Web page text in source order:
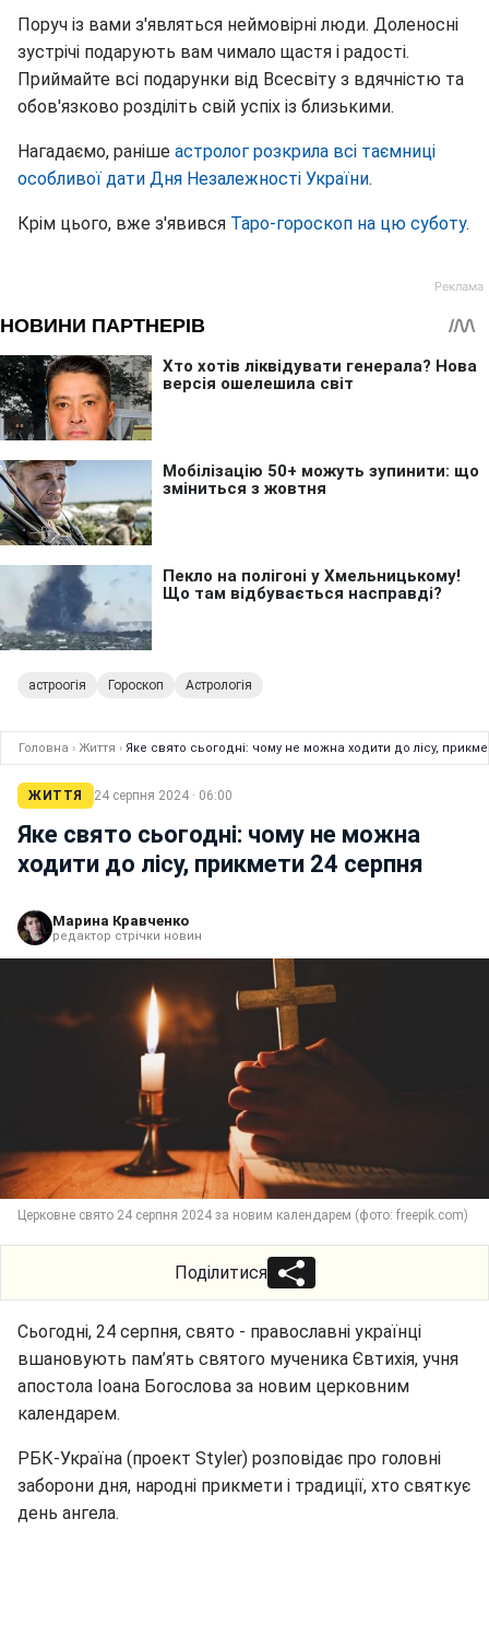
Поруч із вами з'являться неймовірні люди. Доленосні
зустрічі подарують вам чимало щастя і радості.
Приймайте всі подарунки від Всесвіту з вдячністю та
обов'язково розділіть свій успіх із близькими.
Нагадаємо, раніше астролог розкрила всі таємниці
особливої дати Дня Незалежності України.
Крім цього, вже з'явився Таро-гороскоп на цю суботу.
астроогія Гороскоп Астрологія
Головна › Життя › Яке свято сьогодні: чому не можна ходити до лісу,
ЖИТТЯ 24 серпня 2024 · 06:00
Яке свято сьогодні: чому не можна
ходити до лісу, прикмети 24 серпня
Марина Кравченко
редактор стрічки новин
Церковне свято 24 серпня 2024 за новим календарем (фото: freepik.com)
Поділитися
Сьогодні, 24 серпня, свято - православні українці
вшановують пам’ять святого мученика Євтихія, учня
апостола Іоана Богослова за новим церковним
календарем.
РБК-Україна (проект Styler) розповідає про головні
заборони дня, народні прикмети і традиції, хто святкує
день ангела.